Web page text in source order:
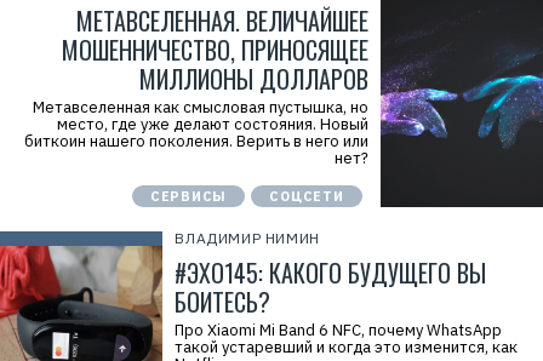
МЕТАВСЕЛЕННАЯ. ВЕЛИЧАЙШЕЕ
МОШЕННИЧЕСТВО, ПРИНОСЯЩЕЕ
МИЛЛИОНЫ ДОЛЛАРОВ
Метавселенная как смысловая пустышка, но
место, где уже делают состояния. Новый
биткоин нашего поколения. Верить в него или
нет?
СЕРВИСЫ СОЦСЕТИ
ВЛАДИМИР НИМИН
#ЭХО145: КАКОГО БУДУЩЕГО ВЫ
БОИТЕСЬ?
Про Xiaomi Mi Band 6 NFC, почему WhatsApp
такой устаревший и когда это изменится, как